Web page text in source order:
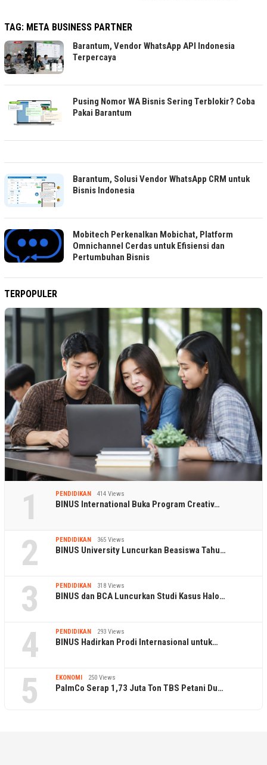
TAG: META BUSINESS PARTNER
Barantum, Vendor WhatsApp API Indonesia
Terpercaya
Pusing Nomor WA Bisnis Sering Terblokir? Coba
Pakai Barantum
Barantum, Solusi Vendor WhatsApp CRM untuk
Bisnis Indonesia
Mobitech Perkenalkan Mobichat, Platform
Omnichannel Cerdas untuk Efisiensi dan
Pertumbuhan Bisnis
TERPOPULER
1 PENDIDIKAN 414 Views
BINUS International Buka Program Creativ…
2 PENDIDIKAN 365 Views
BINUS University Luncurkan Beasiswa Tahu…
3 PENDIDIKAN 318 Views
BINUS dan BCA Luncurkan Studi Kasus Halo…
4 PENDIDIKAN 293 Views
BINUS Hadirkan Prodi Internasional untuk…
5 EKONOMI 250 Views
PalmCo Serap 1,73 Juta Ton TBS Petani Du…